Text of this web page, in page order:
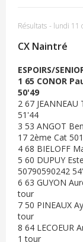
Résultats - lundi 11
CX Naintré
ESPOIRS/
1 65 CONOR
50'49
2 67 JEANNEAU
51'44
3 53 ANGOT
17 2ème Cat
4 68 BIELOFF
5 60 DUPUY
50790590242
6 63 GUYON
tour
7 50 PINEAUX
tour
8 64 LECOEUR
1 tour